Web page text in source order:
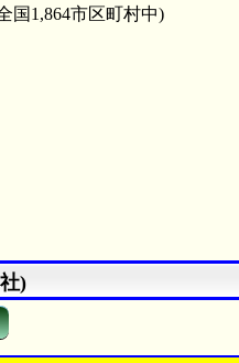
国1,864市区町村中)
)